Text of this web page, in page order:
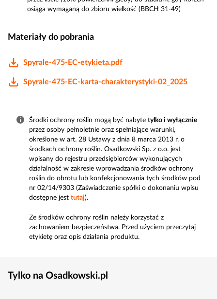
osiąga wymaganą do zbioru wielkość (BBCH 31-49)
Materiały do pobrania
Spyrale-475-EC-etykieta.pdf
Spyrale-475-EC-karta-charakterystyki-02_2025
Środki ochrony roślin mogą być nabyte tylko i wyłącznie
przez osoby pełnoletnie oraz spełniające warunki,
określone w art. 28 Ustawy z dnia 8 marca 2013 r. o
środkach ochrony roślin. Osadkowski Sp. z o.o. jest
wpisany do rejestru przedsiębiorców wykonujących
działalność w zakresie wprowadzania środków ochrony
roślin do obrotu lub konfekcjonowania tych środków pod
nr 02/14/9303 (Zaświadczenie spółki o dokonaniu wpisu
dostępne jest tutaj).
Ze środków ochrony roślin należy korzystać z
zachowaniem bezpieczeństwa. Przed użyciem przeczytaj
etykietę oraz opis działania produktu.
Tylko na Osadkowski.pl